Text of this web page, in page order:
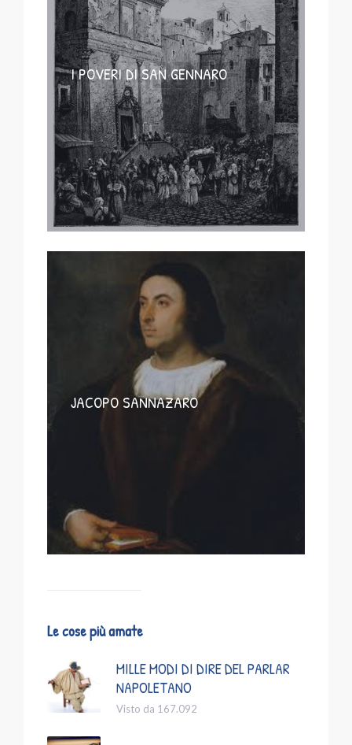
I POVERI DI SAN GENNARO
JACOPO SANNAZARO
Le cose più amate
MILLE MODI DI DIRE DEL PARLAR
NAPOLETANO
Visto da 167.092